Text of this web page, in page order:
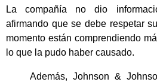
La compañía no dio
afirmando que se debe respetar
momento están comprendiendo
lo que la pudo haber causado.
Además, Johnson &